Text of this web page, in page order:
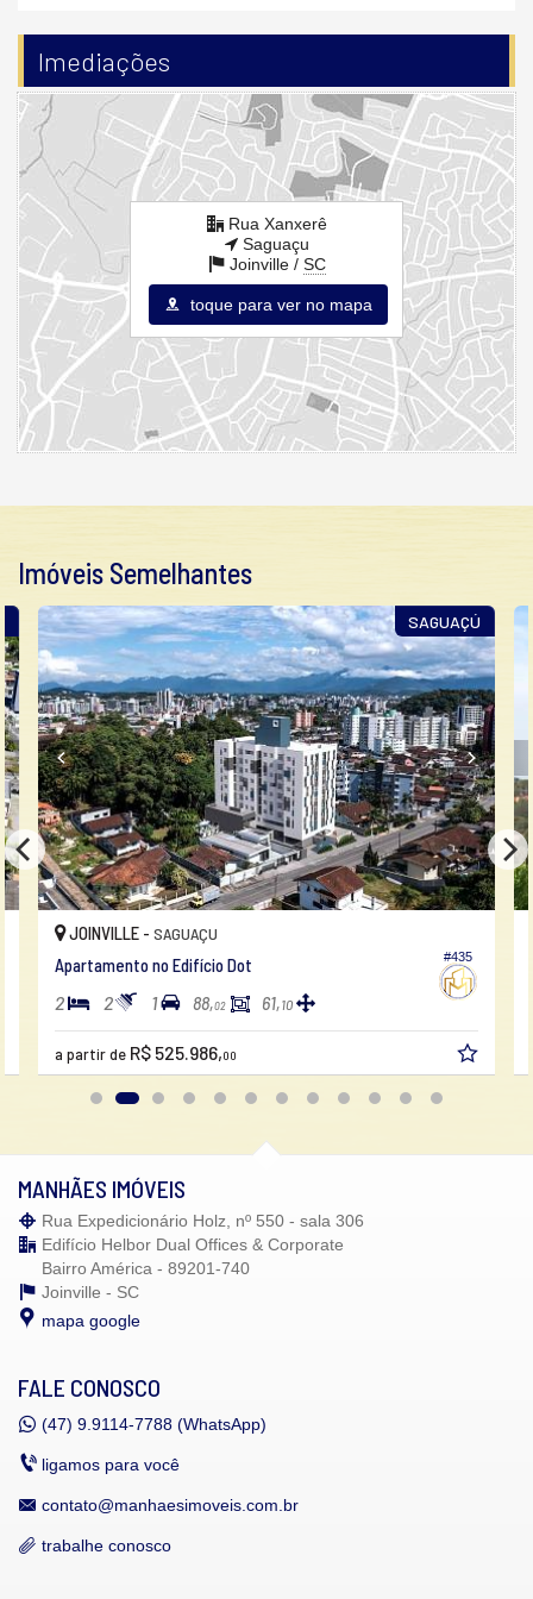
Rua Xanxerê
Saguaçu
Joinville /SC
ver mapa abaixo
Imediações
Rua Xanxerê
Saguaçu
Joinville / SC
toque para ver no mapa
Imóveis Semelhantes
SAGUAÇÚ
#435
JOINVILLE -SAGUAÇU
Apartamento no Edifício Dot
2 2 1 88,02 61,10
a partir de R$ 525.986,00
MANHÃES IMÓVEIS
Rua Expedicionário Holz, nº 550 - sala 306
Edifício Helbor Dual Offices & Corporate
Bairro América - 89201-740
Joinville - SC
mapa google
FALE CONOSCO
(47) 9.9114-7788 (WhatsApp)
ligamos para você
contato@manhaesimoveis.com.br
trabalhe conosco